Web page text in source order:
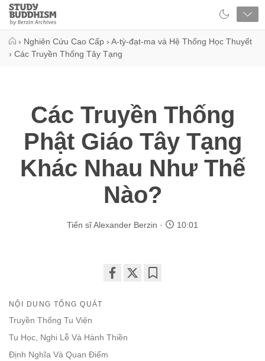
Close
Study
Buddhism
› Nghiên Cứu Cao Cấp › A-tỳ-đạt-ma và Hệ Thống Học Thuyết
› Các Truyền Thống Tây Tạng
Các Truyền Thống
Phật Giáo Tây Tạng
Khác Nhau Như Thế
Nào?
Tiến sĩ Alexander Berzin 10:01
NỘI DUNG TỔNG QUÁT
Truyền Thống Tu Viện
Tu Học, Nghi Lễ Và Hành Thiền
Định Nghĩa Và Quan Điểm